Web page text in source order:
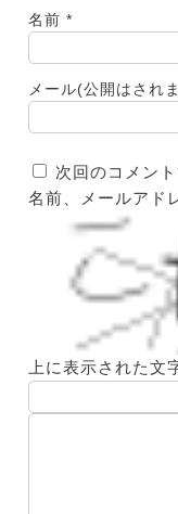
名前*
メール(公開はされ
次回のコメン
名前、メールアド
上に表示された文